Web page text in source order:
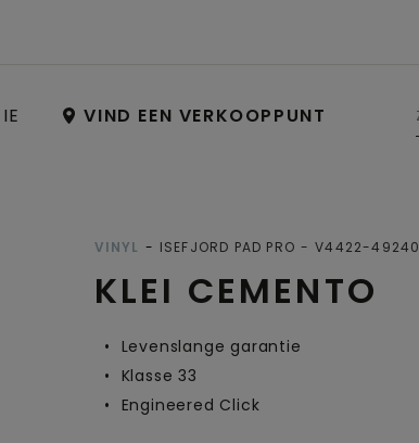
VIND EEN VERKOOPPUNT
Open image in lightbox
KLEI CEMENTO
VINYL ISEFJORD PAD PRO V4422-49240
Levenslange garantie
Klasse 33
Engineered Click